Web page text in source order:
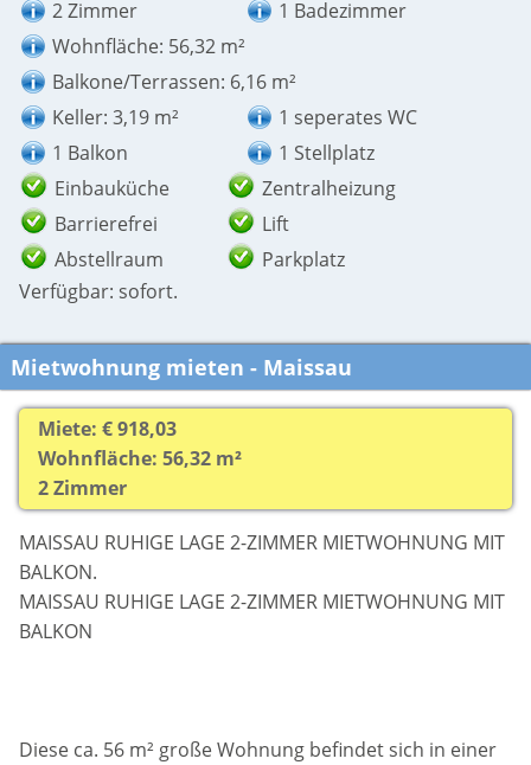
2 Zimmer
1 Badezimmer
Wohnfläche: 56,32 m²
Balkone/Terrassen: 6,16 m²
Keller: 3,19 m²
1 seperates WC
1 Balkon
1 Stellplatz
Einbauküche
Zentralheizung
Barrierefrei
Lift
Abstellraum
Parkplatz
Verfügbar: sofort.
Mietwohnung mieten - Maissau
Miete: € 918,03
Wohnfläche: 56,32 m²
2 Zimmer
MAISSAU RUHIGE LAGE 2-ZIMMER MIETWOHNUNG MIT
BALKON.
MAISSAU RUHIGE LAGE 2-ZIMMER MIETWOHNUNG MIT
BALKON
Diese ca. 56 m² große Wohnung befindet sich in einer